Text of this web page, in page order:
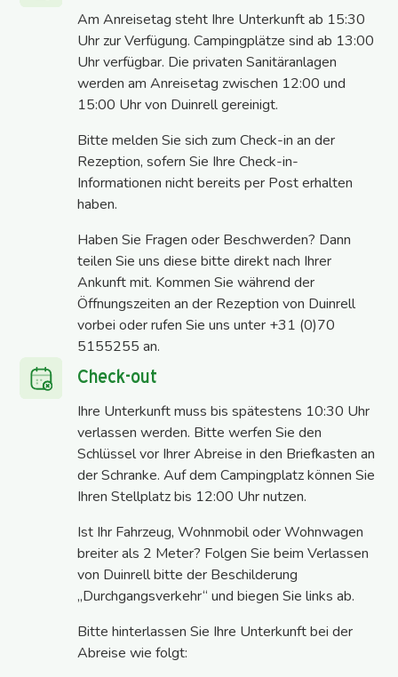
Am Anreisetag steht Ihre Unterkunft ab 15:30
Uhr zur Verfügung. Campingplätze sind ab 13:00
Uhr verfügbar. Die privaten Sanitäranlagen
werden am Anreisetag zwischen 12:00 und
15:00 Uhr von Duinrell gereinigt.
Bitte melden Sie sich zum Check-in an der
Rezeption, sofern Sie Ihre Check-in-
Informationen nicht bereits per Post erhalten
haben.
Haben Sie Fragen oder Beschwerden? Dann
teilen Sie uns diese bitte direkt nach Ihrer
Ankunft mit. Kommen Sie während der
Öffnungszeiten an der Rezeption von Duinrell
vorbei oder rufen Sie uns unter +31 (0)70
5155255 an.
Check-out
Ihre Unterkunft muss bis spätestens 10:30 Uhr
verlassen werden. Bitte werfen Sie den
Schlüssel vor Ihrer Abreise in den Briefkasten an
der Schranke. Auf dem Campingplatz können Sie
Ihren Stellplatz bis 12:00 Uhr nutzen.
Ist Ihr Fahrzeug, Wohnmobil oder Wohnwagen
breiter als 2 Meter? Folgen Sie beim Verlassen
von Duinrell bitte der Beschilderung
„Durchgangsverkehr“ und biegen Sie links ab.
Bitte hinterlassen Sie Ihre Unterkunft bei der
Abreise wie folgt: